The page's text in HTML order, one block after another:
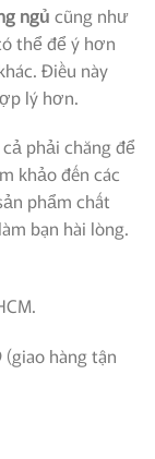
ngủ cũng như
thể để ý hơn
Điều này
lý hơn.
phải chăng để
khảo đến các
phẩm chất
bạn hài lòng.
hàng tận